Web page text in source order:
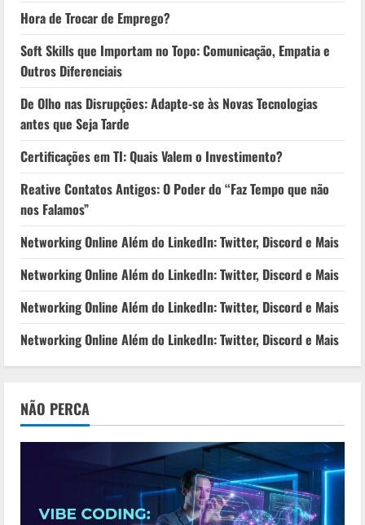
Hora de Trocar de Emprego?
Soft Skills que Importam no Topo: Comunicação, Empatia e
Outros Diferenciais
De Olho nas Disrupções: Adapte-se às Novas Tecnologias
antes que Seja Tarde
Certificações em TI: Quais Valem o Investimento?
Reative Contatos Antigos: O Poder do “Faz Tempo que não
nos Falamos”
Networking Online Além do LinkedIn: Twitter, Discord e Mais
Networking Online Além do LinkedIn: Twitter, Discord e Mais
Networking Online Além do LinkedIn: Twitter, Discord e Mais
Networking Online Além do LinkedIn: Twitter, Discord e Mais
NÃO PERCA